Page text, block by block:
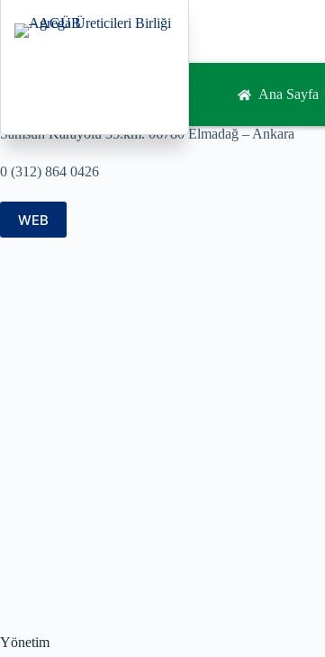
Ana Sayfa
Samsun Karayolu 35.km. 06780 Elmadağ – Ankara
0 (312) 864 0426
WEB
Yönetim